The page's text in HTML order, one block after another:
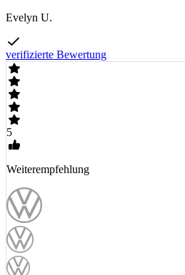
Evelyn U.
verifizierte Bewertung
5
Weiterempfehlung